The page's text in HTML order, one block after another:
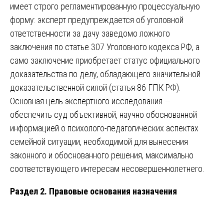
имеет строго регламентированную процессуальную
форму: эксперт предупреждается об уголовной
ответственности за дачу заведомо ложного
заключения по статье 307 Уголовного кодекса РФ, а
само заключение приобретает статус официального
доказательства по делу, обладающего значительной
доказательственной силой (статья 86 ГПК РФ).
Основная цель экспертного исследования —
обеспечить суд объективной, научно обоснованной
информацией о психолого-педагогических аспектах
семейной ситуации, необходимой для вынесения
законного и обоснованного решения, максимально
соответствующего интересам несовершеннолетнего.
Раздел 2. Правовые основания назначения